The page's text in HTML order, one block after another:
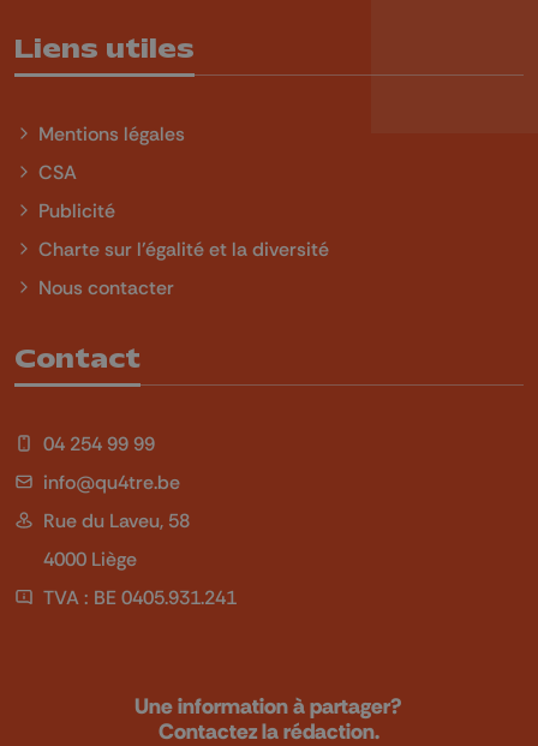
Liens utiles
Mentions légales
CSA
Publicité
Charte sur l'égalité et la diversité
Nous contacter
Contact
04 254 99 99
info@qu4tre.be
Rue du Laveu, 58
4000 Liège
TVA : BE 0405.931.241
Une information à partager?
Contactez la rédaction.